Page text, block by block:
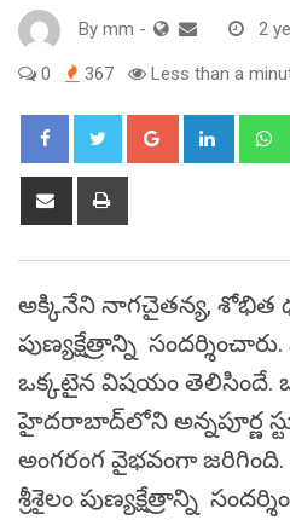
By mm - 2
0 367 Less than a
Google+ LinkedIn
Share
అక్కినేని నాగచైతన్య, శోభిత
పుణ్యక్షేత్రాన్ని
ఒక్కటైన విషయం తెలిసిందే.
హైదరాబాద్‌లోని అన్నపూర్ణ
అంగరంగ వైభవంగా
శ్రీశైలం పుణ్యక్షేత్రాన్ని